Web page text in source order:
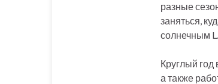
разные
заняться,
солнечным
Круглый год
а также